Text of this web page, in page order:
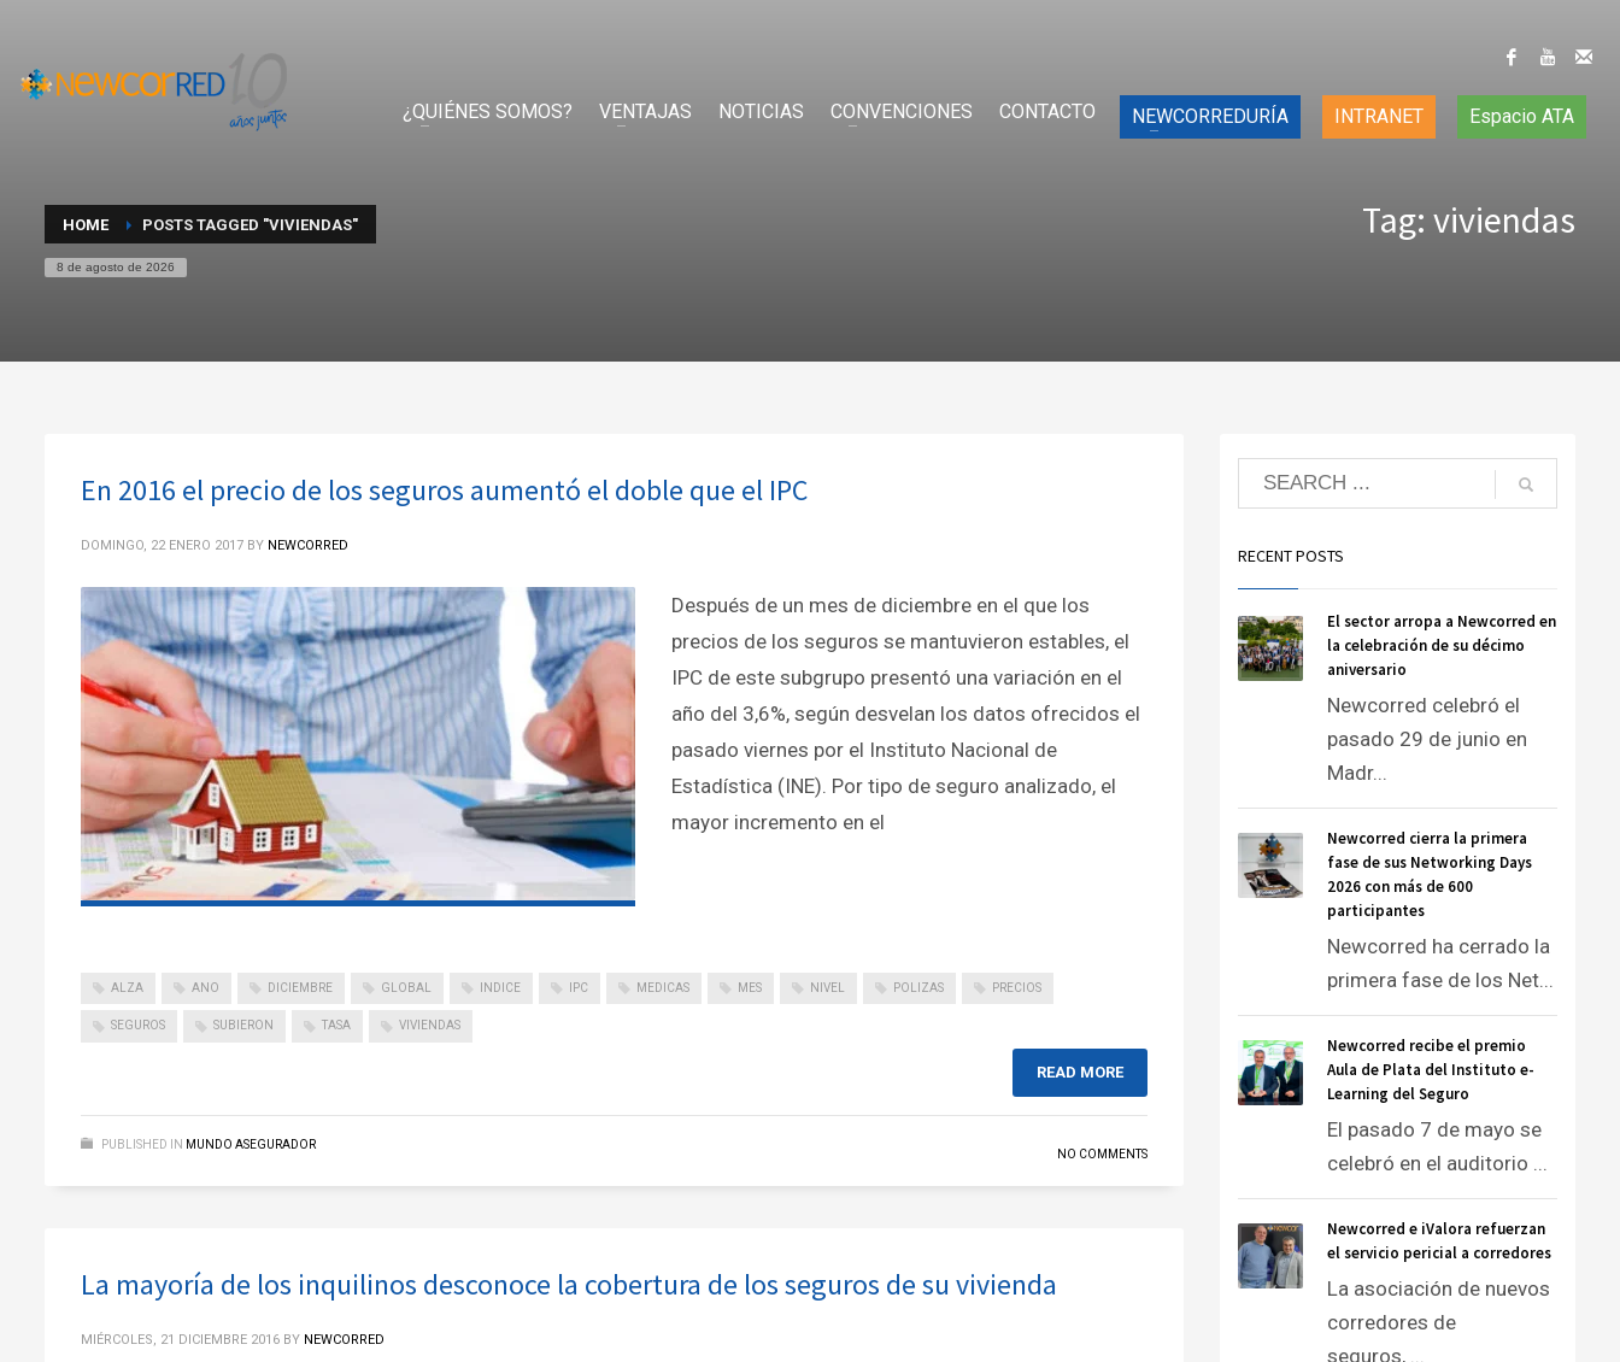
¿QUIÉNES SOMOS? VENTAJAS NOTICIAS CONVENCIONES CONTACTO NEWCORREDURÍA INTRANET Espacio ATA
HOME POSTS TAGGED "VIVIENDAS"
8 de agosto de 2026
Tag: viviendas
En 2016 el precio de los seguros aumentó el doble que el IPC
DOMINGO, 22 ENERO 2017 BY NEWCORRED
Después de un mes de diciembre en el que los
precios de los seguros se mantuvieron estables, el
IPC de este subgrupo presentó una variación en el
año del 3,6%, según desvelan los datos ofrecidos el
pasado viernes por el Instituto Nacional de
Estadística (INE). Por tipo de seguro analizado, el
mayor incremento en el
ALZA ANO DICIEMBRE GLOBAL INDICE IPC MEDICAS MES NIVEL POLIZAS PRECIOS
SEGUROS SUBIERON TASA VIVIENDAS
READ MORE
PUBLISHED IN MUNDO ASEGURADOR
NO COMMENTS
La mayoría de los inquilinos desconoce la cobertura de los seguros de su vivienda
MIÉRCOLES, 21 DICIEMBRE 2016 BY NEWCORRED
RECENT POSTS
El sector arropa a Newcorred en
la celebración de su décimo
aniversario
Newcorred celebró el
pasado 29 de junio en
Madr...
Newcorred cierra la primera
fase de sus Networking Days
2026 con más de 600
participantes
Newcorred ha cerrado la
primera fase de los Net...
Newcorred recibe el premio
Aula de Plata del Instituto e-
Learning del Seguro
El pasado 7 de mayo se
celebró en el auditorio ...
Newcorred e iValora refuerzan
el servicio pericial a corredores
La asociación de nuevos
corredores de
seguros, ...